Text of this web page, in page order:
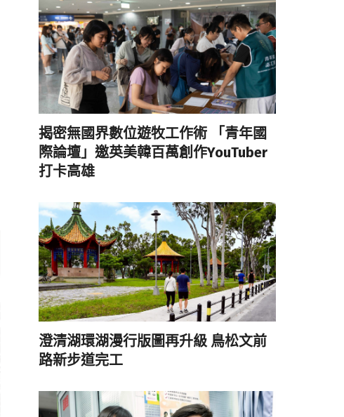
揭密無國界數位遊牧工作術 「青年國
際論壇」邀英美韓百萬創作YouTuber
打卡高雄
澄清湖環湖漫行版圖再升級 鳥松文前
路新步道完工